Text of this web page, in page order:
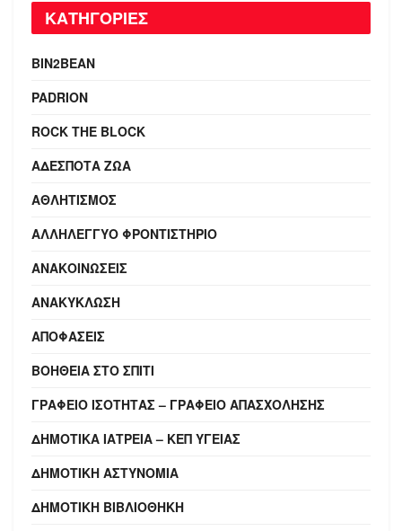
ΚΑΤΗΓΟΡΙΕΣ
BIN2BEAN
PADRION
ROCK THE BLOCK
ΑΔΈΣΠΟΤΑ ΖΏΑ
ΑΘΛΗΤΙΣΜΌΣ
ΑΛΛΗΛΈΓΓΥΟ ΦΡΟΝΤΙΣΤΉΡΙΟ
ΑΝΑΚΟΙΝΏΣΕΙΣ
ΑΝΑΚΎΚΛΩΣΗ
ΑΠΟΦΆΣΕΙΣ
ΒΟΉΘΕΙΑ ΣΤΟ ΣΠΊΤΙ
ΓΡΑΦΕΊΟ ΙΣΌΤΗΤΑΣ – ΓΡΑΦΕΊΟ ΑΠΑΣΧΌΛΗΣΗΣ
ΔΗΜΟΤΙΚΆ ΙΑΤΡΕΊΑ – ΚΕΠ ΥΓΕΊΑΣ
ΔΗΜΟΤΙΚΉ ΑΣΤΥΝΟΜΊΑ
ΔΗΜΟΤΙΚΉ ΒΙΒΛΙΟΘΉΚΗ